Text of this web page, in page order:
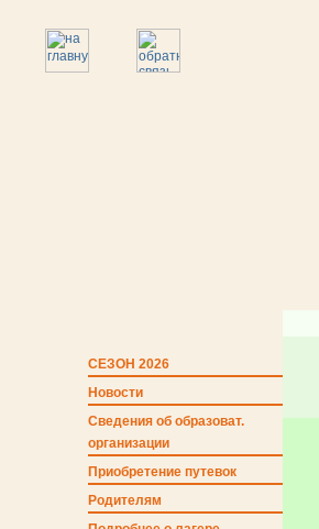
СЕЗОН 2026
Новости
Сведения об образоват.
организации
Приобретение путевок
Родителям